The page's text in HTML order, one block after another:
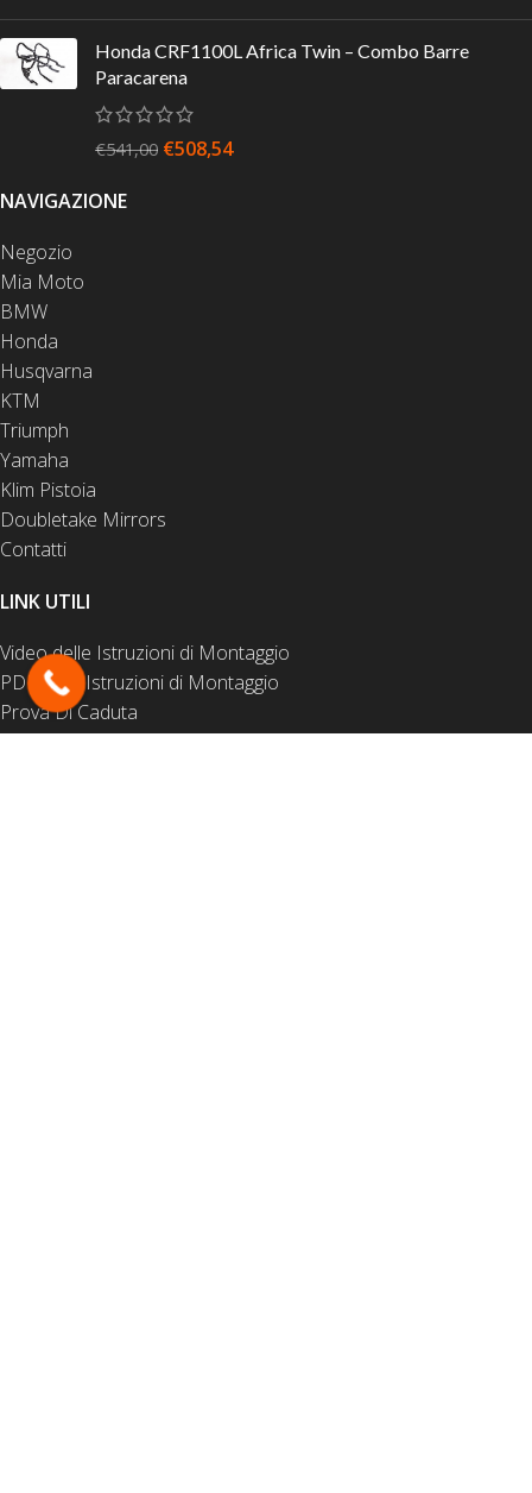
Honda CRF1100L Africa Twin – Combo Barre
Paracarena
€541,00 €508,54
NAVIGAZIONE
Negozio
Mia Moto
BMW
Honda
Husqvarna
KTM
Triumph
Yamaha
Klim Pistoia
Doubletake Mirrors
Contatti
LINK UTILI
Video delle Istruzioni di Montaggio
PDF delle Istruzioni di Montaggio
Prova Di Caduta
Domande frequenti